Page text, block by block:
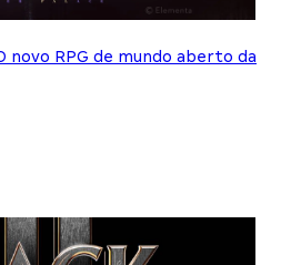
novo RPG de mundo aberto da